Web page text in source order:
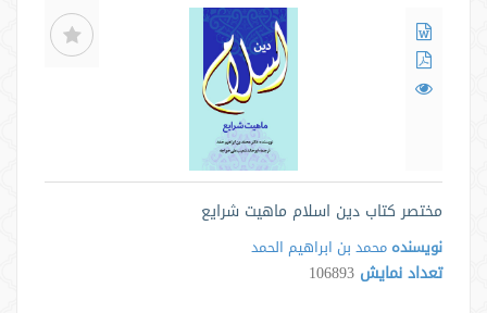
مختصر کتاب دین اسلام ماهیت شرایع
نویسنده محمد بن ابراهیم الحمد
تعداد نمایش 106893